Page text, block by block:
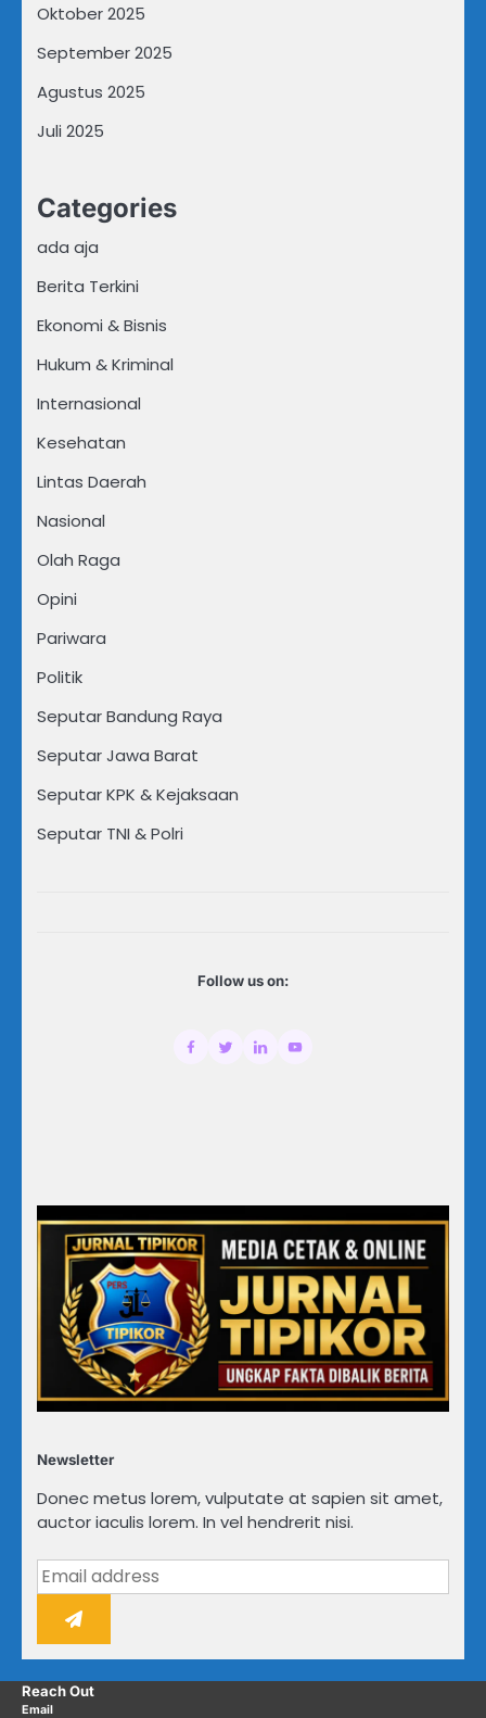
Oktober 2025
September 2025
Agustus 2025
Juli 2025
Categories
ada aja
Berita Terkini
Ekonomi & Bisnis
Hukum & Kriminal
Internasional
Kesehatan
Lintas Daerah
Nasional
Olah Raga
Opini
Pariwara
Politik
Seputar Bandung Raya
Seputar Jawa Barat
Seputar KPK & Kejaksaan
Seputar TNI & Polri
Follow us on:
Newsletter
Donec metus lorem, vulputate at sapien sit amet,
auctor iaculis lorem. In vel hendrerit nisi.
Reach Out
Email